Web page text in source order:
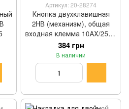
Артикул: 20-28274
Кнопка двухклавишная
2НВ (механизм), общая
входная клемма 10АХ/250В
5035 Berker WDE5035
384 грн
В наличии